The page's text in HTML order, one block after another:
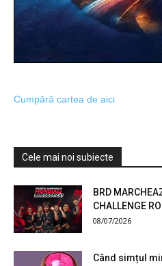
Cumpără cartea de aici
Cele mai noi subiecte
BRD
CHALLENGE
08/07/2026
Când simțul